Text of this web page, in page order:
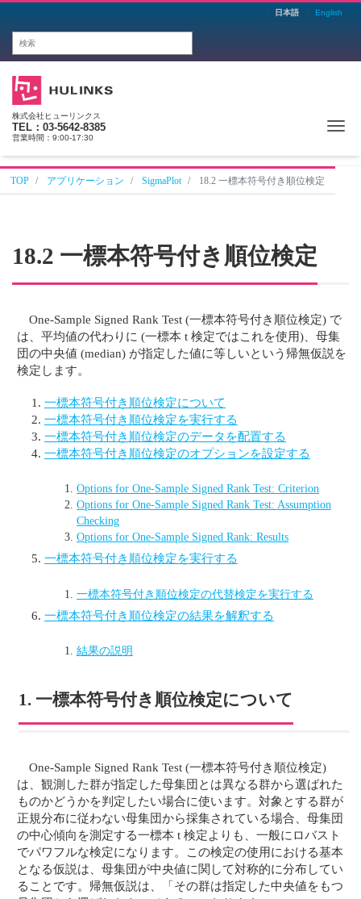
日本語 English
株式会社ヒューリンクス
TEL：03-5642-8385
営業時間：9:00-17:30
TOP アプリケーション SigmaPlot 18.2 一標本符号付き順位検定
18.2 一標本符号付き順位検定
One-Sample Signed Rank Test (一標本符号付き順位検定) で
は、平均値の代わりに (一標本 t 検定ではこれを使用)、母集
団の中央値 (median) が指定した値に等しいという帰無仮説を
検定します。
一標本符号付き順位検定について
一標本符号付き順位検定を実行する
一標本符号付き順位検定のデータを配置する
一標本符号付き順位検定のオプションを設定する
Options for One-Sample Signed Rank Test: Criterion
Options for One-Sample Signed Rank Test: Assumption
Checking
Options for One-Sample Signed Rank: Results
一標本符号付き順位検定を実行する
一標本符号付き順位検定の代替検定を実行する
一標本符号付き順位検定の結果を解釈する
結果の説明
1. 一標本符号付き順位検定について
One-Sample Signed Rank Test (一標本符号付き順位検定)
は、観測した群が指定した母集団とは異なる群から選ばれた
ものかどうかを判定したい場合に使います。対象とする群が
正規分布に従わない母集団から採集されている場合、母集団
の中心傾向を測定する一標本 t 検定よりも、一般にロバスト
でパワフルな検定になります。この検定の使用における基本
となる仮説は、母集団が中央値に関して対称的に分布してい
ることです。帰無仮説は、「その群は指定した中央値をもつ